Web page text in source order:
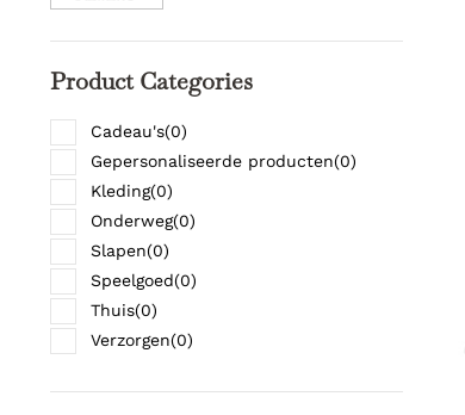
Product Categories
Cadeau's(0)
Gepersonaliseerde producten(0)
Kleding(0)
Onderweg(0)
Slapen(0)
Speelgoed(0)
Thuis(0)
Verzorgen(0)